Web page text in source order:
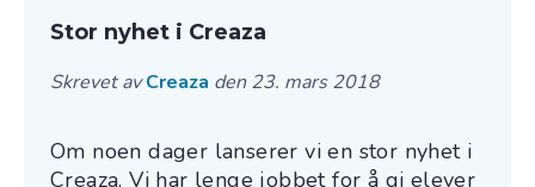
Stor nyhet i Creaza
Skrevet avCreaza den 23. mars 2018
Om noen dager lanserer vi en stor nyhet i
Creaza. Vi har lenge jobbetfor å gi elever